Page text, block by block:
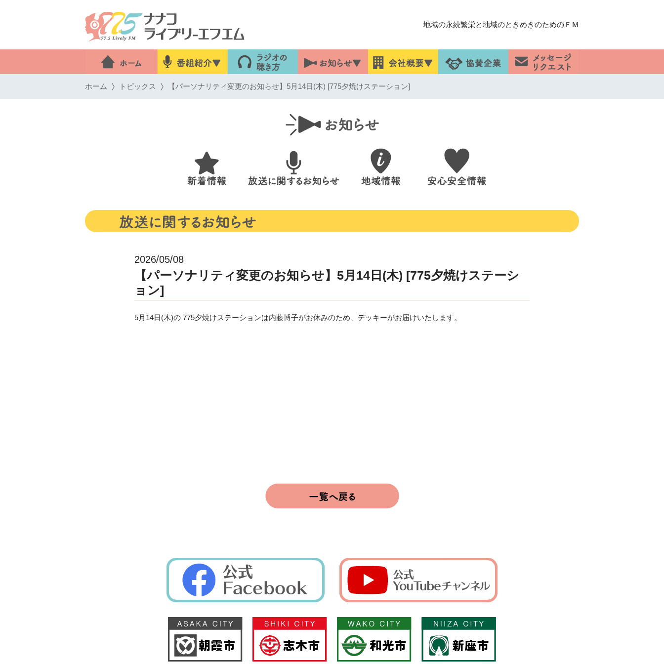
地域の永続繁栄と地域のときめきのためのＦＭ
ホーム トピックス 【パーソナリティ変更のお知らせ】5月14日(木) [775夕焼けステーション]
2026/05/08
【パーソナリティ変更のお知らせ】5月14日(木) [775夕焼けステーシ
ョン]
5月14日(木)の 775夕焼けステーションは内藤博子がお休みのため、デッキーがお届けいたします。